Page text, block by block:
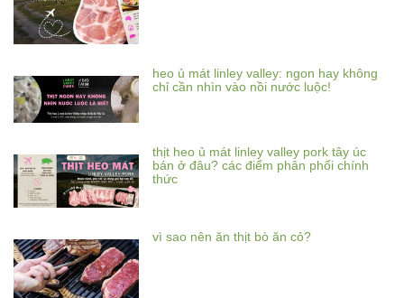
heo ủ mát linley valley: ngon hay không
chỉ cần nhìn vào nồi nước luộc!
thịt heo ủ mát linley valley pork tây úc
bán ở đâu? các điểm phân phối chính
thức
vì sao nên ăn thịt bò ăn cỏ?